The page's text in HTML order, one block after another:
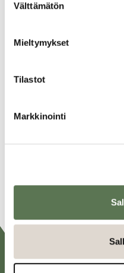
valinta
Välttämätön
Mieltymykset
Tilastot
Markkinointi
Jaa tapahtuma:
Twitter
Linkedin